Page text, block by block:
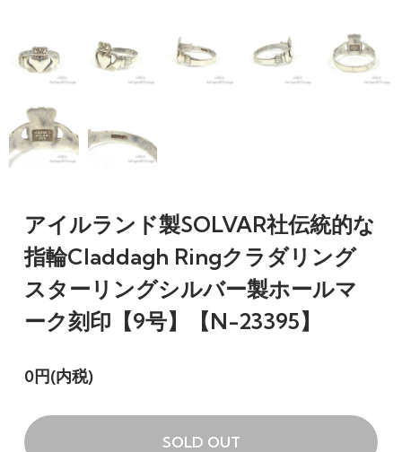
アイルランド製SOLVAR社伝統的な
指輪Claddagh Ringクラダリング
スターリングシルバー製ホールマ
ーク刻印【9号】【N-23395】
0円(内税)
SOLD OUT